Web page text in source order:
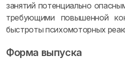
занятий потенциально
требующими повышенной
быстроты психомоторных
Форма выпуска